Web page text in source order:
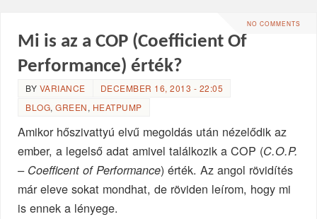
NO COMMENTS
Mi is az a COP (Coefficient Of
Performance) érték?
BY VARIANCE
DECEMBER 16, 2013 - 22:05
BLOG,GREEN, HEATPUMP
Amikor hőszivattyú elvű megoldás után nézelődik az
ember, a legelső adat amivel találkozik a COP (C.O.P.
– Coefficent of Performance) érték. Az angol rövidítés
már eleve sokat mondhat, de röviden leírom, hogy mi
is ennek a lényege.